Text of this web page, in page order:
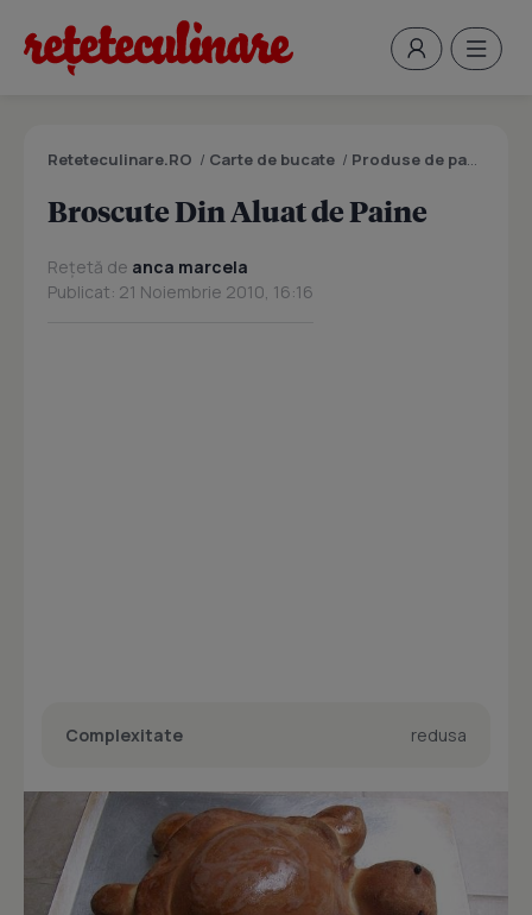
Reteteculinare.RO / Carte de bucate / Produse de panificatie si patiserie
Broscute Din Aluat de Paine
Rețetă de anca marcela
Publicat: 21 Noiembrie 2010, 16:16
Complexitate redusa